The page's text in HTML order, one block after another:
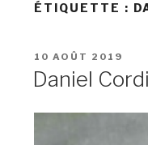
ÉTIQUETTE :
PUBLIÉ
10 AOÛT 2019
Daniel